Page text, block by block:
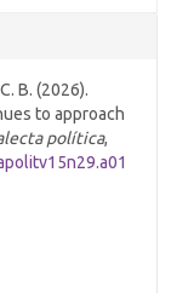
B. (2026).
to approach
política,